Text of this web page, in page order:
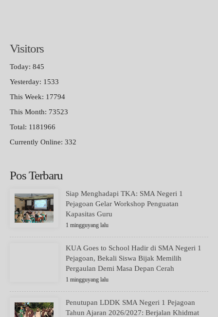
Visitors
Today: 845
Yesterday: 1533
This Week: 17794
This Month: 73523
Total: 1181966
Currently Online: 332
Pos Terbaru
Siap Menghadapi TKA: SMA Negeri 1
Pejagoan Gelar Workshop Penguatan
Kapasitas Guru
1 mingguyang lalu
KUA Goes to School Hadir di SMA Negeri 1
Pejagoan, Bekali Siswa Bijak Memilih
Pergaulan Demi Masa Depan Cerah
1 mingguyang lalu
Penutupan LDDK SMA Negeri 1 Pejagoan
Tahun Ajaran 2026/2027: Berjalan Khidmat